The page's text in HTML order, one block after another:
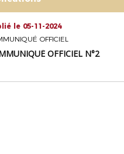
le 05-11-2024
OFFICIEL
OFFICIEL N°2